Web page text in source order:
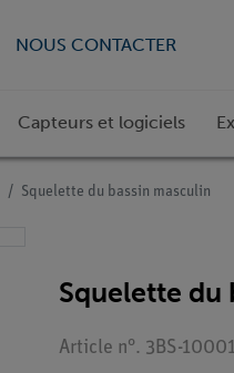
NOUS CONTACTER
Capteurs et logiciels
Squelette du bassin masculin
Squelette du
Article n°. 3BS-